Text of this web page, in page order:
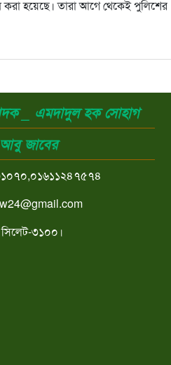
করা হয়েছে। তারা আগে থেকেই পুলিশের
_ এমদাদুল হক সোহাগ
জাবের
৩১০০।